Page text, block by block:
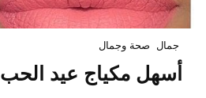
جمال صحة وجمال
أسهل مكياج عيد الحب